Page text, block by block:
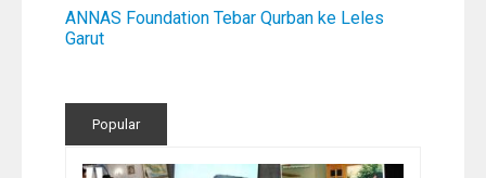
Peta Lokasi
Kontak
ANNAS Foundation Tebar Qurban ke Leles
Garut
Popular